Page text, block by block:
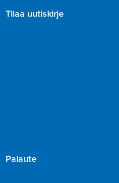
Tilaa uutiskirje
Palaute